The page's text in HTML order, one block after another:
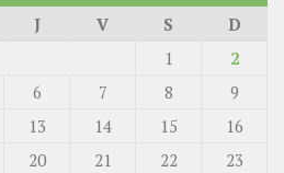
J V S
D
1
2
6 7 8
9
13 14 15
16
20 21 22
23